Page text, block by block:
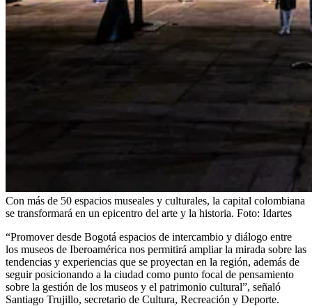
Con más de 50 espacios museales y culturales, la capital colombiana
se transformará en un epicentro del arte y la historia. Foto: Idartes
“Promover desde Bogotá espacios de intercambio y diálogo entre
los museos de Iberoamérica nos permitirá ampliar la mirada sobre las
tendencias y experiencias que se proyectan en la región, además de
seguir posicionando a la ciudad como punto focal de pensamiento
sobre la gestión de los museos y el patrimonio cultural”, señaló
Santiago Trujillo, secretario de Cultura, Recreación y Deporte.